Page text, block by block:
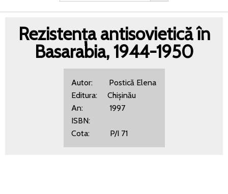
Rezistența antisovietică în
Basarabia, 1944-1950
Autor: Postică Elena
Editura: Chișinău
An: 1997
ISBN:
Cota: P/I 71